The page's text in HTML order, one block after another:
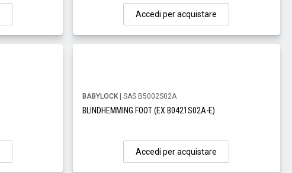
Accedi per acquistare
BABYLOCK| SAS B5002S02A
BLINDHEMMING FOOT (EX B0421S02A-E)
Accedi per acquistare